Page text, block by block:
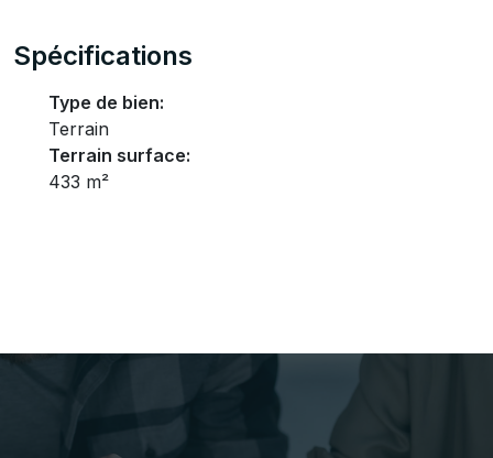
Spécifications
Type de bien:
Terrain
Terrain surface:
433 m²